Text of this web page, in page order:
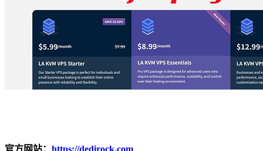
官方网站： https://dedirock.com